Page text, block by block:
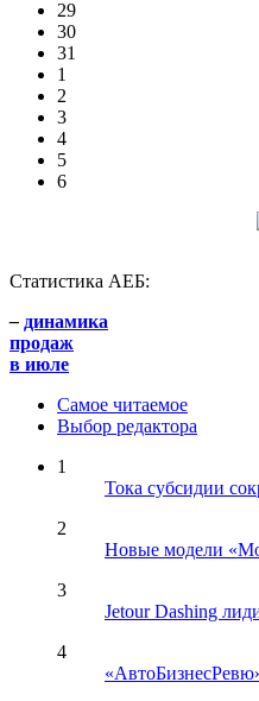
29
30
31
1
2
3
4
5
6
Статистика АЕБ:
– динамика
продаж
в июле
Самое читаемое
Выбор редактора
1
Тока субсидии
2
Новые модели
3
Jetour Dashing
4